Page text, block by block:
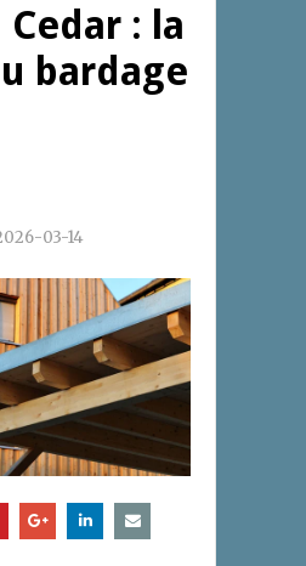
Cedar : la
bardage
03-14